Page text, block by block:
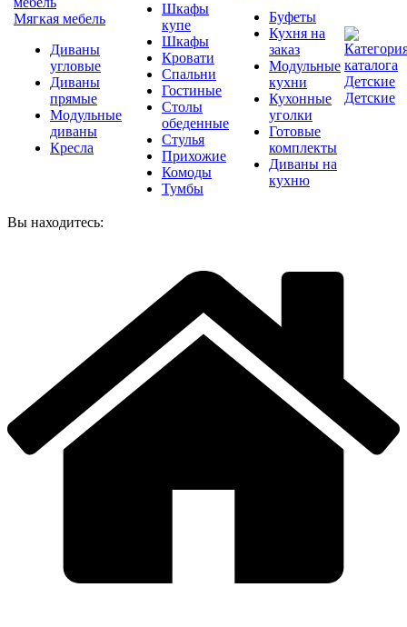
Мягкая мебель
Диваны
угловые
Диваны
прямые
Модульные
диваны
Кресла
Шкафы
купе
Шкафы
Кровати
Спальни
Гостиные
Столы
обеденные
Стулья
Прихожие
Комоды
Тумбы
Буфеты
Кухня на
заказ
Модульные
кухни
Кухонные
уголки
Готовые
комплекты
Диваны на
кухню
Детские
Вы находитесь: